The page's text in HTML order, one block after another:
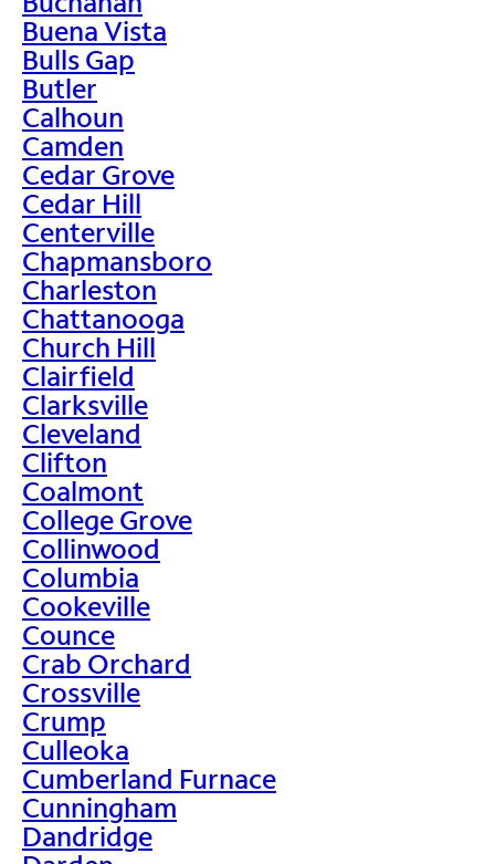
Buena Vista
Bulls Gap
Butler
Calhoun
Camden
Cedar Grove
Cedar Hill
Centerville
Chapmansboro
Charleston
Chattanooga
Church Hill
Clairfield
Clarksville
Cleveland
Clifton
Coalmont
College Grove
Collinwood
Columbia
Cookeville
Counce
Crab Orchard
Crossville
Crump
Culleoka
Cumberland Furnace
Cunningham
Dandridge